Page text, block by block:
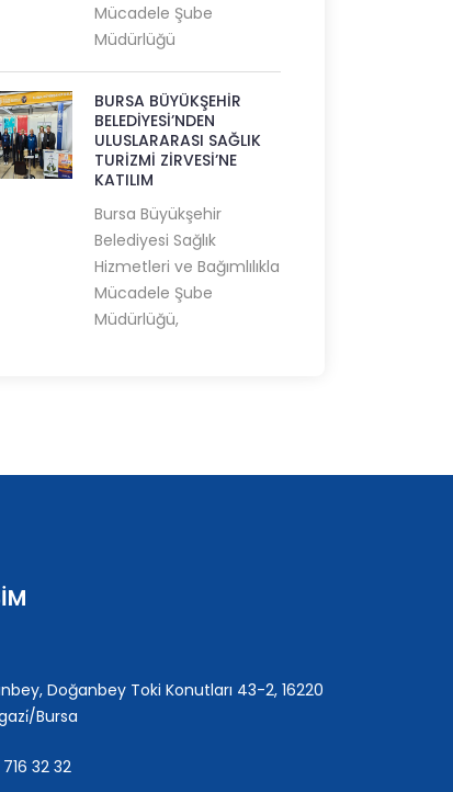
Mücadele Şube
Müdürlüğü
BURSA BÜYÜKŞEHİR
BELEDİYESİ’NDEN
ULUSLARARASI SAĞLIK
TURİZMİ ZİRVESİ’NE
KATILIM
Bursa Büyükşehir
Belediyesi Sağlık
Hizmetleri ve Bağımlılıkla
Mücadele Şube
Müdürlüğü,
Doğanbey Toki Konutları 43-2, 16220
Bursa
32 32